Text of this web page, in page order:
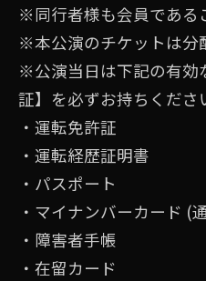
※同行者様も会員である
※本公演のチケットは分
※公演当日は下記の有効
証】を必ずお持ちくださ
・運転免許証
・運転経歴証明書
・パスポート
・マイナンバーカード (
・障害者⼿帳
・在留カード